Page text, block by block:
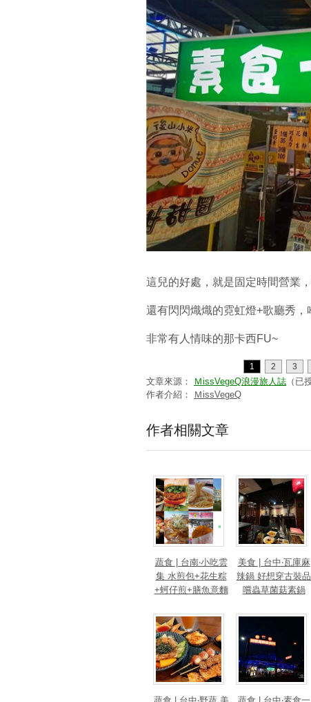
這兒的好處，就是固定時間營業
還有閃閃熾熾的霓虹燈+歌廳秀，
非常有人情味的那卡西FU~
1 2 3
文章來源： ＭissVegeQ浪漫旅人誌 （已
作者介紹：
ＭissVegeQ
作者相關文章
蔬食 | 台南‧小吃雲
集 水煎包+花生粽
+蚵仔煎+膳魚意麵
美食 | 台中‧瓦庫麻
辣鍋 好想穿古裝品
嚐蟲草菌菇素鍋